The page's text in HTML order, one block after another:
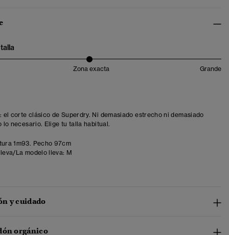
Zona exacta Grande
el corte clásico de Superdry. Ni demasiado estrecho ni demasiado
lo necesario. Elige tu talla habitual.
1m93. Pecho 97cm
La modelo lleva: M
y cuidado
orgánico